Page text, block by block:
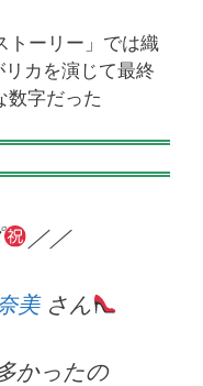
トーリー」では織
カを演じて最終
数字だった
／／
美さん
かったの